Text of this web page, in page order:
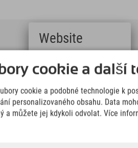
cookie a další
cookie a podobné technologie k
personalizovaného obsahu. Data
a můžete jej kdykoli odvolat. Více
Website
Deutsch
(German)
(English)
Italiano
(Italian)